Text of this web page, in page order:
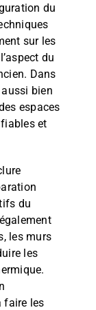
du
sur les
du
Dans
bien
espaces
et
du
les murs
les
faire les